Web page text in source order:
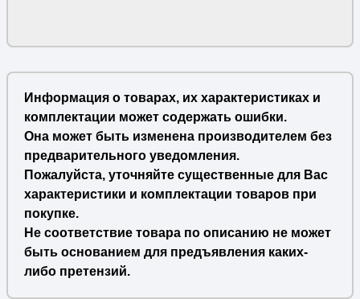
Информация о товарах, их характеристиках и
комплектации может содержать ошибки.
Она может быть изменена производителем без
предварительного уведомления.
Пожалуйста, уточняйте существенные для Вас
характеристики и комплектации товаров при
покупке.
Не соответствие товара по описанию не может
быть основанием для предъявления каких-
либо претензий.